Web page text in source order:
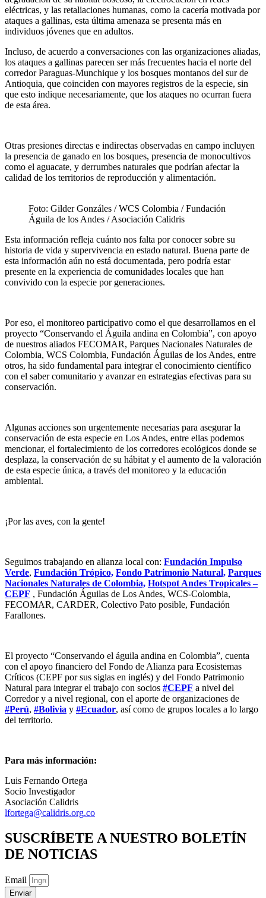
eléctricas, y las retaliaciones humanas, como la cacería motivada por
ataques a gallinas, esta última amenaza se presenta más en
individuos jóvenes que en adultos.
Incluso, de acuerdo a conversaciones con las organizaciones aliadas,
los ataques a gallinas parecen ser más frecuentes hacia el norte del
corredor Paraguas-Munchique y los bosques montanos del sur de
Antioquia, que coinciden con mayores registros de la especie, sin
que esto indique necesariamente, que los ataques no ocurran fuera
de esta área.
Otras presiones directas e indirectas observadas en campo incluyen
la presencia de ganado en los bosques, presencia de monocultivos
como el aguacate, y derrumbes naturales que podrían afectar la
calidad de los territorios de reproducción y alimentación.
Foto: Gilder Gonzáles / WCS Colombia / Fundación
Águila de los Andes / Asociación Calidris
Esta información refleja cuánto nos falta por conocer sobre su
historia de vida y supervivencia en estado natural. Buena parte de
esta información aún no está documentada, pero podría estar
presente en la experiencia de comunidades locales que han
convivido con la especie por generaciones.
Por eso, el monitoreo participativo como el que desarrollamos en el
proyecto “Conservando el Águila andina en Colombia”, con apoyo
de nuestros aliados FECOMAR, Parques Nacionales Naturales de
Colombia, WCS Colombia, Fundación Águilas de los Andes, entre
otros, ha sido fundamental para integrar el conocimiento científico
con el saber comunitario y avanzar en estrategias efectivas para su
conservación.
Algunas acciones son urgentemente necesarias para asegurar la
conservación de esta especie en Los Andes, entre ellas podemos
mencionar, el fortalecimiento de los corredores ecológicos donde se
desplaza, la conservación de su hábitat y el aumento de la valoración
de esta especie única, a través del monitoreo y la educación
ambiental.
¡Por las aves, con la gente!
Seguimos trabajando en alianza local con: Fundación Impulso
Verde, Fundación Trópico, Fondo Patrimonio Natural, Parques
Nacionales Naturales de Colombia, Hotspot Andes Tropicales –
CEPF , Fundación Águilas de Los Andes, WCS-Colombia,
FECOMAR, CARDER, Colectivo Pato posible, Fundación
Farallones.
El proyecto “Conservando el águila andina en Colombia”, cuenta
con el apoyo financiero del Fondo de Alianza para Ecosistemas
Críticos (CEPF por sus siglas en inglés) y del Fondo Patrimonio
Natural para integrar el trabajo con socios #CEPF a nivel del
Corredor y a nivel regional, con el aporte de organizaciones de
#Perú, #Bolivia y #Ecuador, así como de grupos locales a lo largo
del territorio.
Para más información:
Luis Fernando Ortega
Socio Investigador
Asociación Calidris
lfortega@calidris.org.co
SUSCRÍBETE A NUESTRO BOLETÍN
DE NOTICIAS
Email
Enviar